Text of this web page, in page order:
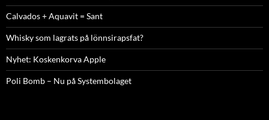
Calvados + Aquavit = Sant
Whisky som lagrats på lönnsirapsfat?
Nyhet: Koskenkorva Apple
Poli Bomb – Nu på Systembolaget